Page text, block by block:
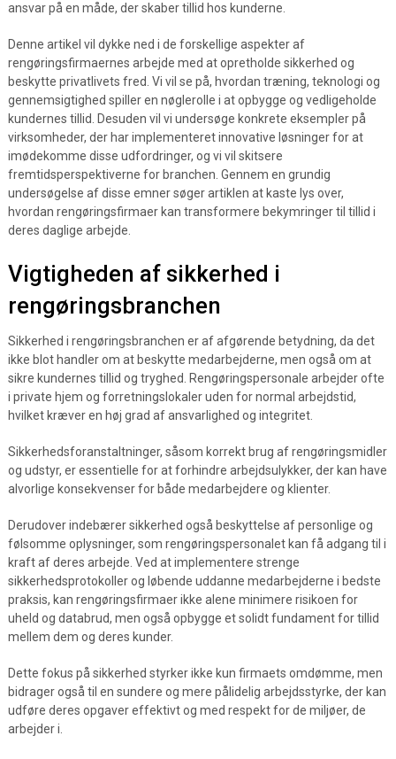
ansvar på en måde, der skaber tillid hos kunderne.
Denne artikel vil dykke ned i de forskellige aspekter af
rengøringsfirmaernes arbejde med at opretholde sikkerhed og
beskytte privatlivets fred. Vi vil se på, hvordan træning, teknologi og
gennemsigtighed spiller en nøglerolle i at opbygge og vedligeholde
kundernes tillid. Desuden vil vi undersøge konkrete eksempler på
virksomheder, der har implementeret innovative løsninger for at
imødekomme disse udfordringer, og vi vil skitsere
fremtidsperspektiverne for branchen. Gennem en grundig
undersøgelse af disse emner søger artiklen at kaste lys over,
hvordan rengøringsfirmaer kan transformere bekymringer til tillid i
deres daglige arbejde.
Vigtigheden af sikkerhed i
rengøringsbranchen
Sikkerhed i rengøringsbranchen er af afgørende betydning, da det
ikke blot handler om at beskytte medarbejderne, men også om at
sikre kundernes tillid og tryghed. Rengøringspersonale arbejder ofte
i private hjem og forretningslokaler uden for normal arbejdstid,
hvilket kræver en høj grad af ansvarlighed og integritet.
Sikkerhedsforanstaltninger, såsom korrekt brug af rengøringsmidler
og udstyr, er essentielle for at forhindre arbejdsulykker, der kan have
alvorlige konsekvenser for både medarbejdere og klienter.
Derudover indebærer sikkerhed også beskyttelse af personlige og
følsomme oplysninger, som rengøringspersonalet kan få adgang til i
kraft af deres arbejde. Ved at implementere strenge
sikkerhedsprotokoller og løbende uddanne medarbejderne i bedste
praksis, kan rengøringsfirmaer ikke alene minimere risikoen for
uheld og databrud, men også opbygge et solidt fundament for tillid
mellem dem og deres kunder.
Dette fokus på sikkerhed styrker ikke kun firmaets omdømme, men
bidrager også til en sundere og mere pålidelig arbejdsstyrke, der kan
udføre deres opgaver effektivt og med respekt for de miljøer, de
arbejder i.